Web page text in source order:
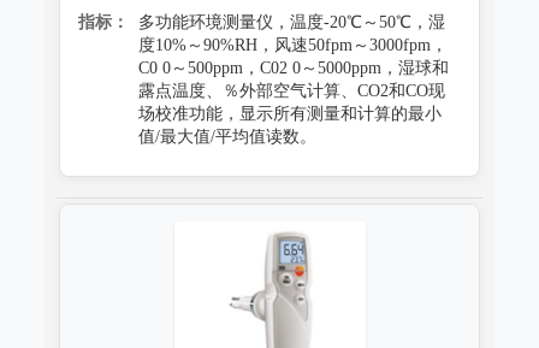
指标：
多功能环境测量仪，温度-20℃～50℃，湿
度10%～90%RH，风速50fpm～3000fpm，
C0 0～500ppm，C02 0～5000ppm，湿球和
露点温度、％外部空气计算、CO2和CO现
场校准功能，显示所有测量和计算的最小
值/最大值/平均值读数。